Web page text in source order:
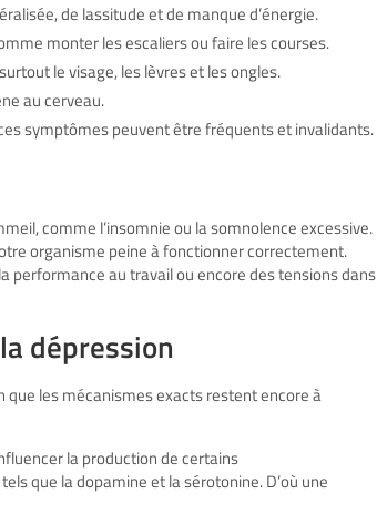
de lassitude et de manque d’énergie.
monter les escaliers ou faire les courses.
le visage, les lèvres et les ongles.
au cerveau.
symptômes peuvent être fréquents et invalidants.
comme l’insomnie ou la somnolence excessive.
organisme peine à fonctionner correctement.
performance au travail ou encore des tensions dans
dépression
que les mécanismes exacts restent encore à
la production de certains
que la dopamine et la sérotonine. D’où une